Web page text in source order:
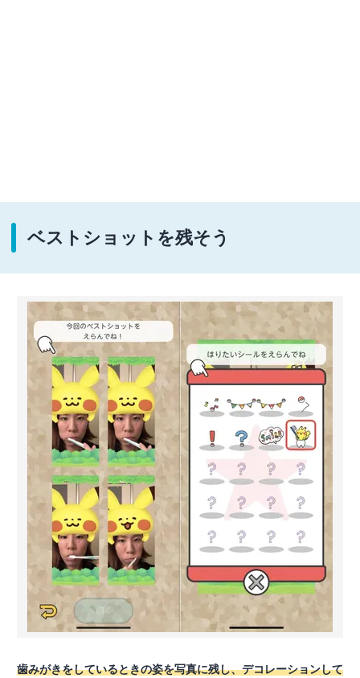
ベストショットを残そう
歯みがきをしているときの姿を写真に残し、デコレーションして